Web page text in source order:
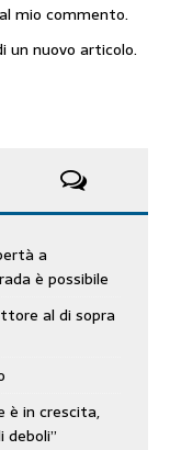
mio commento.
un nuovo articolo.
a
è possibile
al di sopra
è in crescita,
deboli”